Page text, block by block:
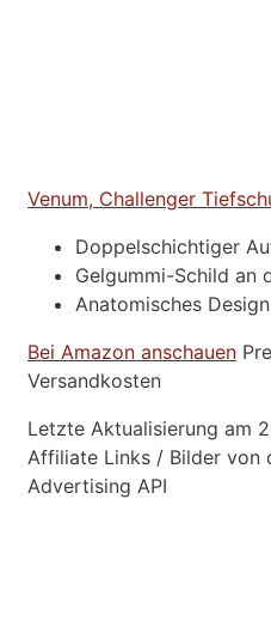
Venum, Challenger
Doppelschichtiger
Gelgummi-Schild an
Anatomisches Design
Bei Amazon anschauen
Versandkosten
Letzte Aktualisierung am
Affiliate Links / Bilder von
Advertising API